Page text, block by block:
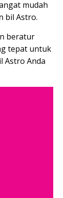
mudah
bil Astro.
beratur
tepat untuk
Astro Anda